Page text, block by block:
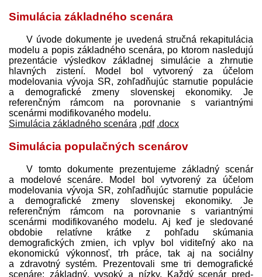
Simulácia základného scenára
V úvode dokumente je uvedená stručná rekapitulácia
modelu a popis základného scenára, po ktorom nasledujú
prezentácie výsledkov základnej simulácie a zhrnutie
hlavných zistení. Model bol vytvorený za účelom
modelovania vývoja SR, zohľadňujúc starnutie populácie
a demografické zmeny slovenskej ekonomiky. Je
referenčným rámcom na porovnanie s variantnými
scenármi modifikovaného modelu.
Simulácia základného scenára .pdf .docx
Simulácia populačných scenárov
V tomto dokumente prezentujeme základný scenár
a modelové scenáre. Model bol vytvorený za účelom
modelovania vývoja SR, zohľadňujúc starnutie populácie
a demografické zmeny slovenskej ekonomiky. Je
referenčným rámcom na porovnanie s variantnými
scenármi modifikovaného modelu. Aj keď je sledované
obdobie relatívne krátke z pohľadu skúmania
demografických zmien, ich vplyv bol viditeľný ako na
ekonomickú výkonnosť, trh práce, tak aj na sociálny
a zdravotný systém. Prezentovali sme tri demografické
scenáre: základný, vysoký a nízky. Každý scenár pred­